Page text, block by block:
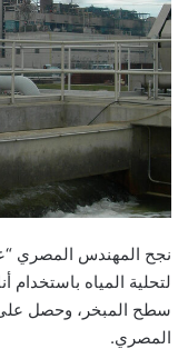
نجح المهندس المصري
لتحلية المياه باستخدام
سطح المبخر، وحصل على
المصري.